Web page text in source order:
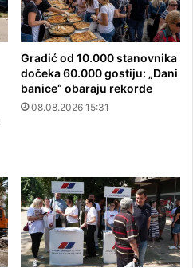
Gradić od 10.000 stanovnika
dočeka 60.000 gostiju: „Dani
banice“ obaraju rekorde
08.08.2026 15:31